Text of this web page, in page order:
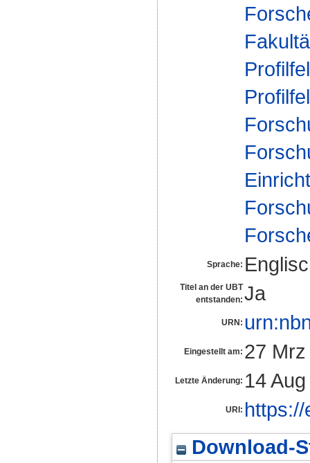
Sprache:
Titel an der UBT
entstanden: Ja
URN:
Eingestellt am: 27
Letzte Änderung: 14
URI:
Download-